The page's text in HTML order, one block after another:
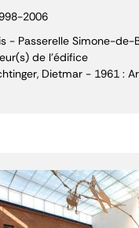
2006
- Passerelle Simone-de-
de l'édifice
Dietmar - 1961 :